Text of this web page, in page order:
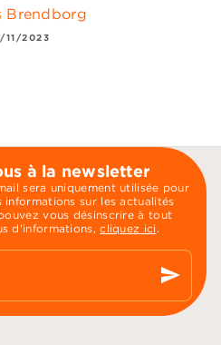
Brendborg
11/2023
à la newsletter
sera uniquement utilisée pour
informations sur les actualités
vous désinscrire à tout
d’informations,cliquez ici .
send